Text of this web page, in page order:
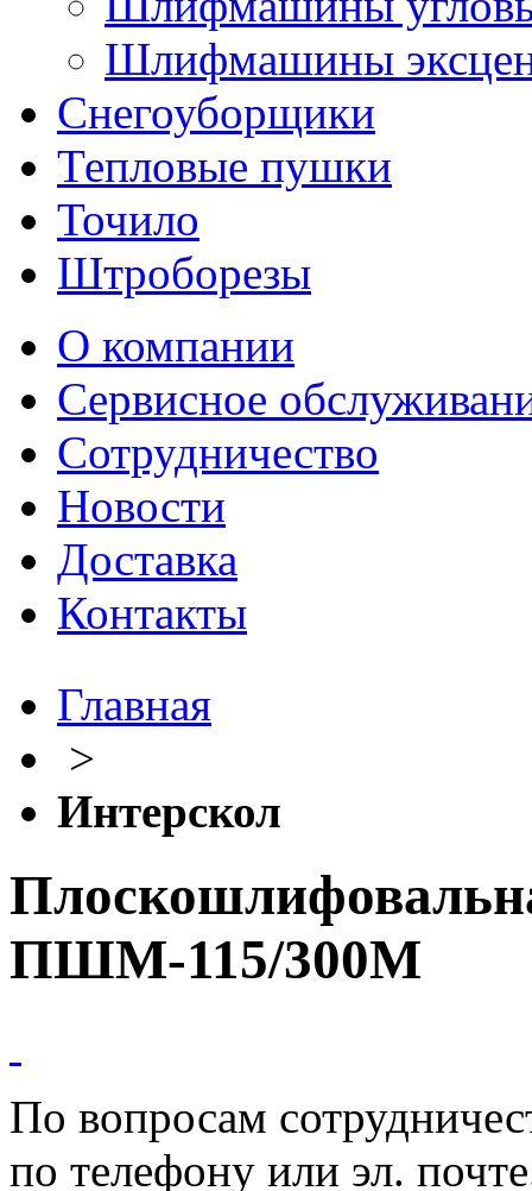
Шлифмашины
Снегоуборщики
Тепловые пушки
Точило
Штроборезы
О компании
Сервисное
Сотрудничество
Новости
Доставка
Контакты
Главная
>
Интерскол
ПШМ-115/300М
По вопросам
по телефону или эл.